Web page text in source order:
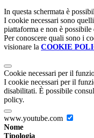
In questa schermata è
I cookie necessari sono
piattaforma e non è
Per conoscere quali sono i
visionare la COOKIE
Cookie necessari per il
I cookie necessari per il
disabilitati. È possibile
policy.
www.youtube.com
Nome
Tipologia